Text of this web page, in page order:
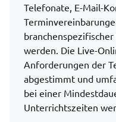
Telefonate, E-Mail-
werden. Die Live-
Anforderungen der
abgestimmt und
bei einer
Unterrichtszeiten